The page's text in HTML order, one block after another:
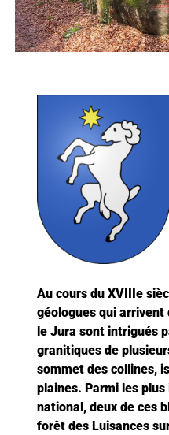
Au cours du XVIIIe
géologues qui arrivent
le Jura sont intrigués
granitiques de
sommet des collines,
plaines. Parmi les
national, deux de ces
forêt des Luisances